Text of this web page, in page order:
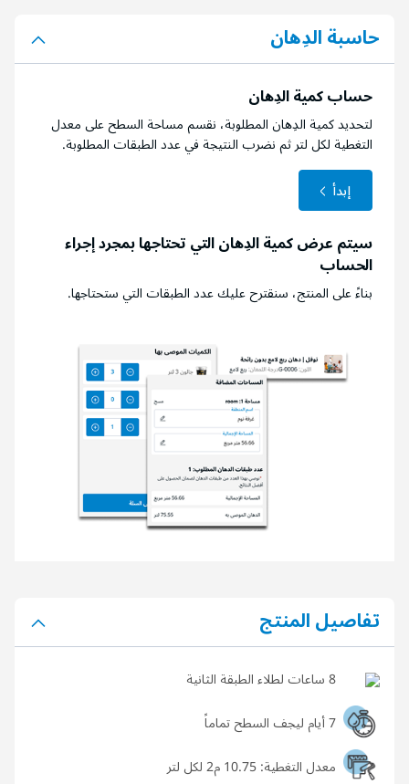
حاسبة الدِهان
حساب كمية الدِهان
لتحديد كمية الدِهان المطلوبة، نقسم مساحة السطح على معدل
التغطية لكل لتر ثم نضرب النتيجة في عدد الطبقات المطلوبة.
إبدأ
سيتم عرض كمية الدِهان التي تحتاجها بمجرد إجراء
الحساب
بناءً على المنتج، سنقترح عليك عدد الطبقات التي ستحتاجها.
تفاصيل المنتج
8 ساعات لطلاء الطبقة الثانية
7 أيام ليجف السطح تماماً
معدل التغطية: